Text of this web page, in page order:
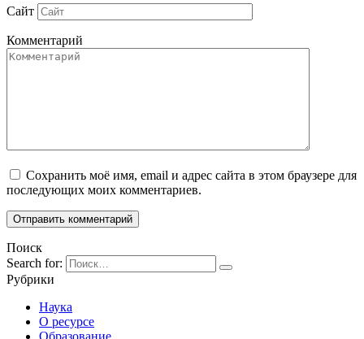
Сайт
Комментарий
Сохранить моё имя, email и адрес сайта в этом браузере для
последующих моих комментариев.
Поиск
Search for:
Рубрики
Наука
О ресурсе